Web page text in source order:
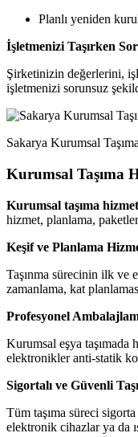
Planlı yeniden
İşletmenizi Taşırken
Şirketinizin değerlerini,
işletmenizi sorunsuz
Sakarya Kurumsal
Kurumsal Taşıma
Kurumsal taşıma
hizmet, planlama,
Keşif ve Planlama
Taşınma sürecinin ilk ve
zamanlama, kat
Profesyonel
Kurumsal eşya taşımada
elektronikler anti-statik
Sigortalı ve Güvenli
Tüm taşıma süreci
elektronik cihazlar ya da